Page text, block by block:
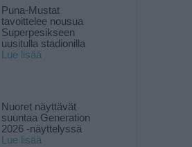
Puna-Mustat
tavoittelee nousua
Superpesikseen
uusitulla stadionilla
Lue lisää
Nuoret näyttävät
suuntaa Generation
2026 -näyttelyssä
Lue lisää